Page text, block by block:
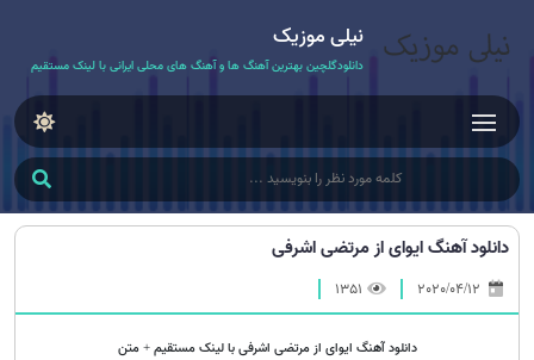
نیلی موزیک
دانلودگلچین بهترین آهنگ ها و آهنگ های محلی ایرانی با لینک مستقیم
دانلود آهنگ ایوای از مرتضی اشرفی
1351
دانلود آهنگ ایوای از مرتضی اشرفی با لینک مستقیم + متن